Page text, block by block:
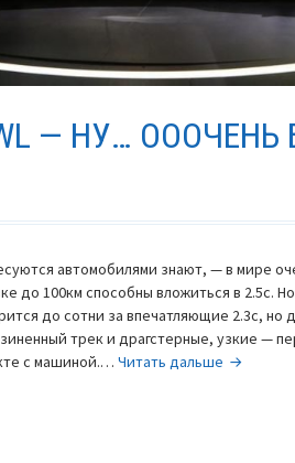
— НУ…
автомобилями знают, — в мире
до 100км способны вложиться в 2.5с.
до сотни за впечатляющие 2.3с, но
трек и драгстерные, узкие —
с машиной.…Читать дальше Aspark